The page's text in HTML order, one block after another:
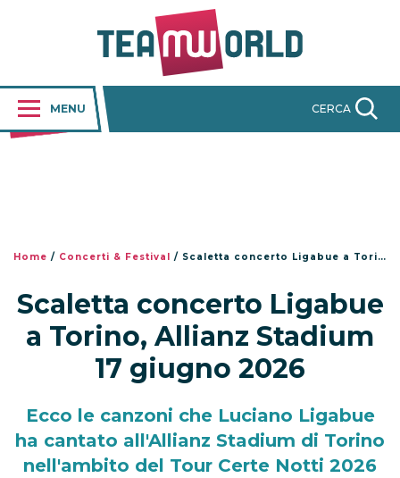
MENU CERCA
Home / Concerti & Festival / Scaletta concerto Ligabue a Torino, Allianz Stadium 17 giugno 2026
Scaletta concerto Ligabue
a Torino, Allianz Stadium
17 giugno 2026
Ecco le canzoni che Luciano Ligabue
ha cantato all'Allianz Stadium di Torino
nell'ambito del Tour Certe Notti 2026